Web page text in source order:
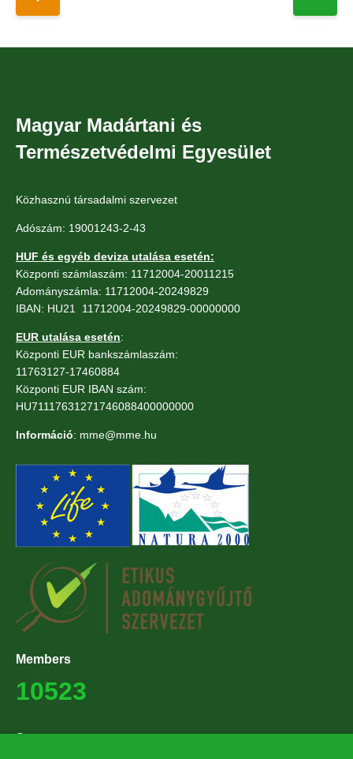
Magyar Madártani és
Természetvédelmi Egyesület
Közhasznú társadalmi szervezet
Adószám: 19001243-2-43
HUF és egyéb deviza utalása esetén:
Központi számlaszám: 11712004-20011215
Adományszámla: 11712004-20249829
IBAN: HU21 11712004-20249829-00000000
EUR utalása esetén:
Központi EUR bankszámlaszám:
11763127-17460884
Központi EUR IBAN szám:
HU71117631271746088400000000
Információ: mme@mme.hu
Members
10523
Supporters